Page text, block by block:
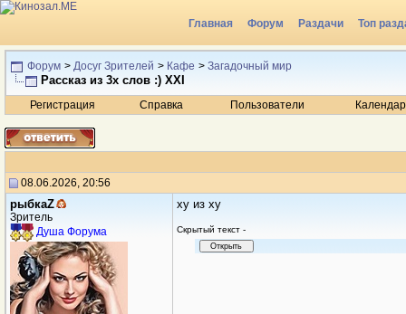
Главная Форум Раздачи Топ
Радио
Форум > Досуг Зрителей > Кафе > Загадочный мир
Рассказ из 3х слов :) XXI
Регистрация Справка Пользователи
08.06.2026, 20:56
рыбкаZ
Зритель
Душа Форума
ху из ху
Cкрытый текст -